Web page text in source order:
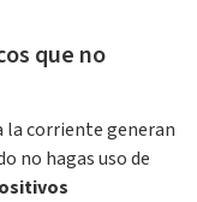
que no
la corriente generan
no hagas uso de